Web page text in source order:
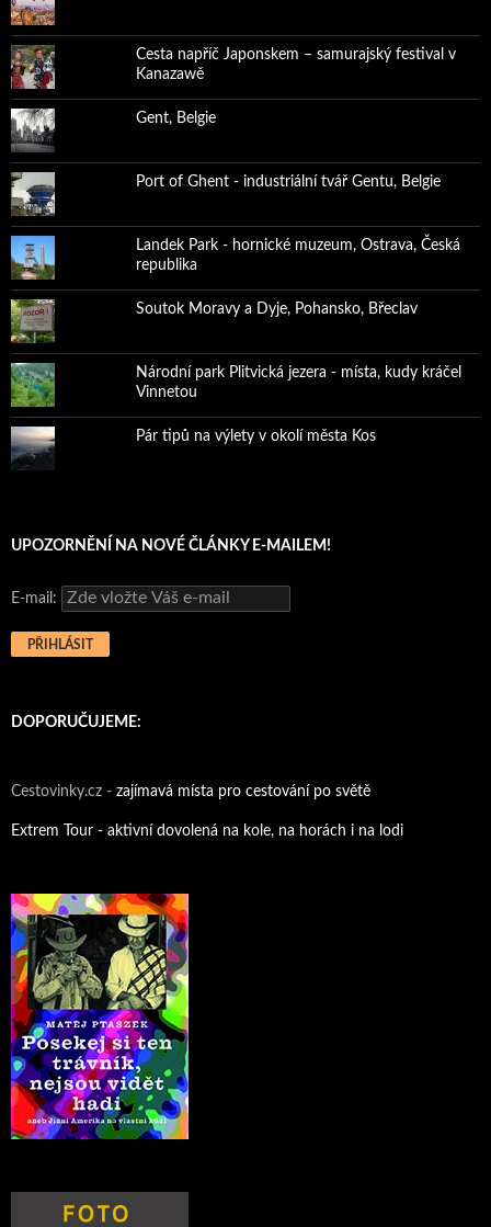
Cesta napříč Japonskem – samurajský festival v
Kanazawě
Gent, Belgie
Port of Ghent - industriální tvář Gentu, Belgie
Landek Park - hornické muzeum, Ostrava, Česká
republika
Soutok Moravy a Dyje, Pohansko, Břeclav
Národní park Plitvická jezera - místa, kudy kráčel
Vinnetou
Pár tipů na výlety v okolí města Kos
UPOZORNĚNÍ NA NOVÉ ČLÁNKY E-MAILEM!
E-mail:
DOPORUČUJEME:
Cestovinky.cz - zajímavá místa pro cestování po světě
Extrem Tour - aktivní dovolená na kole, na horách i na lodi